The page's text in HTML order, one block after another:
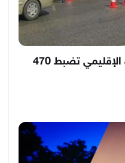
حملات أمنية بالطريق الدائري الإقليمي تضبط 470